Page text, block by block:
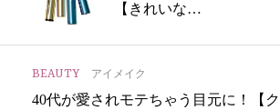
【きれいな…
BEAUTY アイメイク
40代が愛されモテちゃう目元に！【ク